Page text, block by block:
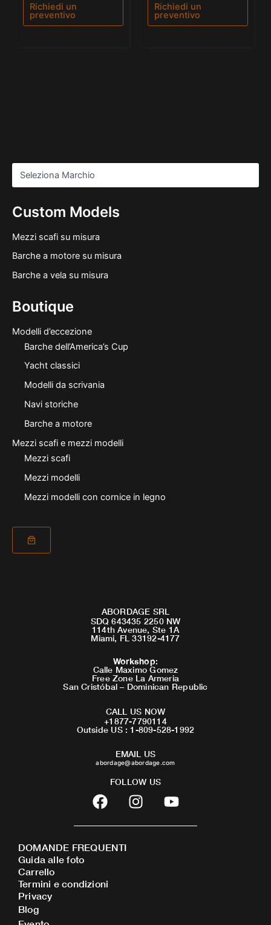
Custom Models
Mezzi scafi su misura
Barche a motore su misura
Barche a vela su misura
Boutique
Modelli d’eccezione
Barche dell’America’s Cup
Yacht classici
Modelli da scrivania
Navi storiche
Barche a motore
Mezzi scafi e mezzi modelli
Mezzi scafi
Mezzi modelli
Mezzi modelli con cornice in legno
Richiedi un
preventivo
Richiedi un
preventivo
ABORDAGE SRL
SDQ 643435 2250 NW
114th Avenue, Ste 1A
Miami, FL 33192-4177
Workshop:
Calle Maximo Gomez
Free Zone La Armeria
San Cristóbal – Dominican Republic
CALL US NOW
+1877-7790114
Outside US : 1-809-528-1992
EMAIL US
abordage@abordage.com
FOLLOW US
F
a
c
b
o
I
n
s
Y
o
u
DOMANDE FREQUENTI
Guida alle foto
Carrello
Termini e condizioni
Privacy
Blog